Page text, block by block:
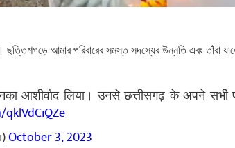
ছত্তিশগড়ে আমার পরিবারের সমস্ত সদস্যের উন্নতি এবং তাঁরা
आशीर्वाद लिया। उनसे छत्तीसगढ़ के अपने सभी
October 3, 2023